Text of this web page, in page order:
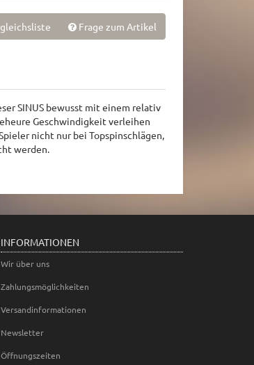
Frage zum Artikel
SINUS bewusst mit einem relativ
Geschwindigkeit verleihen
nicht nur bei Topspinschlägen,
werden.
INFORMATIONEN
Wir über uns
Zahlungsmöglichkeiten
Versandinformationen
Newsletter
Öffnungszeiten